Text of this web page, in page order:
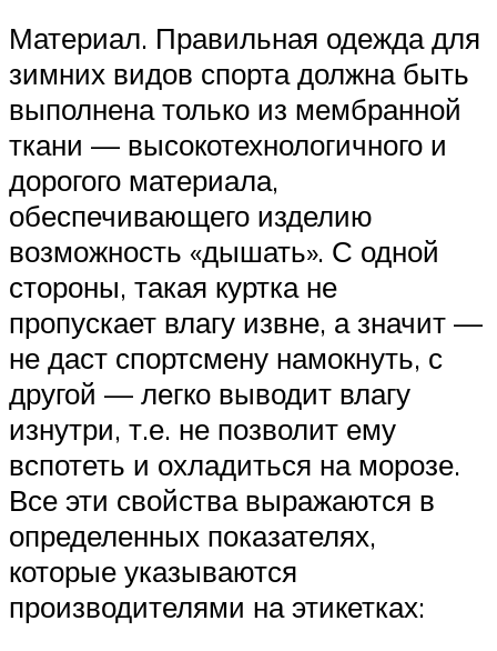
Материал. Правильная одежда для
зимних видов спорта должна быть
выполнена только из мембранной
ткани — высокотехнологичного и
дорогого материала,
обеспечивающего изделию
возможность «дышать». С одной
стороны, такая куртка не
пропускает влагу извне, а значит —
не даст спортсмену намокнуть, с
другой — легко выводит влагу
изнутри, т.е. не позволит ему
вспотеть и охладиться на морозе.
Все эти свойства выражаются в
определенных показателях,
которые указываются
производителями на этикетках: